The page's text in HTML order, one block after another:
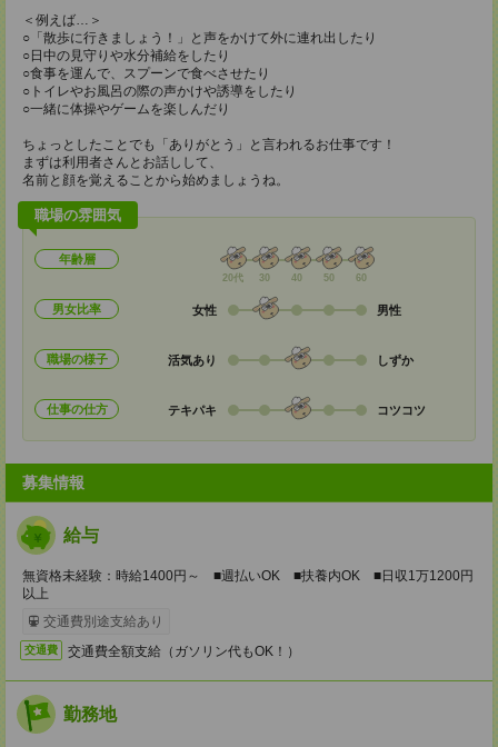
＜例えば…＞
○「散歩に行きましょう！」と声をかけて外に連れ出したり
○日中の見守りや水分補給をしたり
○食事を運んで、スプーンで食べさせたり
○トイレやお風呂の際の声かけや誘導をしたり
○一緒に体操やゲームを楽しんだり
ちょっとしたことでも「ありがとう」と言われるお仕事です！
まずは利用者さんとお話しして、
名前と顔を覚えることから始めましょうね。
職場の雰囲気
年齢層
20代 30 40 50 60
男女比率 女性 男性
職場の様子 活気あり しずか
仕事の仕方 テキパキ コツコツ
募集情報
給与
無資格未経験：時給1400円～ ■週払いOK ■扶養内OK ■日収1万1200円
以上
交通費別途支給あり
交通費 交通費全額支給（ガソリン代もOK！）
勤務地